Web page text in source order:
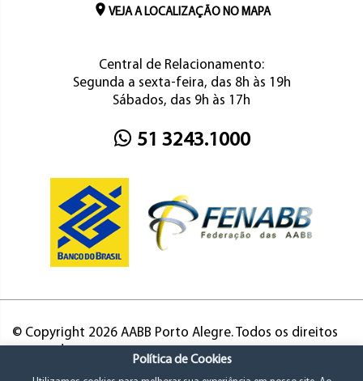
VEJA A LOCALIZAÇÃO NO MAPA
Central de Relacionamento:
Segunda a sexta-feira, das 8h às 19h
Sábados, das 9h às 17h
51 3243.1000
© Copyright 2026 AABB Porto Alegre. Todos os direitos
Política de Cookies